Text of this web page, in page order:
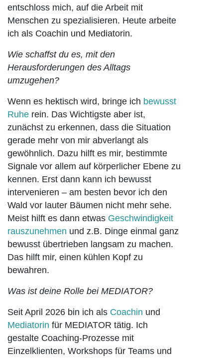
entschloss mich, auf die Arbeit mit
Menschen zu spezialisieren. Heute arbeite
ich als Coachin und Mediatorin.
Wie schaffst du es, mit den
Herausforderungen des Alltags
umzugehen?
Wenn es hektisch wird, bringe ich bewusst
Ruhe rein. Das Wichtigste aber ist,
zunächst zu erkennen, dass die Situation
gerade mehr von mir abverlangt als
gewöhnlich. Dazu hilft es mir, bestimmte
Signale vor allem auf körperlicher Ebene zu
kennen. Erst dann kann ich bewusst
intervenieren – am besten bevor ich den
Wald vor lauter Bäumen nicht mehr sehe.
Meist hilft es dann etwas Geschwindigkeit
rauszunehmen und z.B. Dinge einmal ganz
bewusst übertrieben langsam zu machen.
Das hilft mir, einen kühlen Kopf zu
bewahren.
Was ist deine Rolle bei MEDIATOR?
Seit April 2026 bin ich als Coachin und
Mediatorin für MEDIATOR tätig. Ich
gestalte Coaching-Prozesse mit
Einzelklienten, Workshops für Teams und